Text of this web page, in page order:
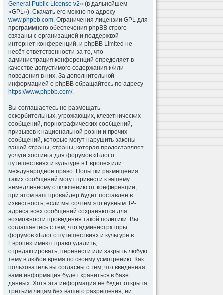
General Public License v2» (в дальнейшем
«GPL»). Скачать его можно по адресу
www.phpbb.com. Ограничения лицензии GPL для
программного обеспечения phpBB строго
связаны с организацией и поддержкой
интернет-конференций, и phpBB Limited не
несёт ответственности за то, что
администрация конференций определяет в
качестве допустимого содержания и/или
поведения в них. За дополнительной
информацией о phpBB обращайтесь по адресу
https://www.phpbb.com/.
Вы соглашаетесь не размещать
оскорбительных, угрожающих, клеветнических
сообщений, порнографических сообщений,
призывов к национальной розни и прочих
сообщений, которые могут нарушить законы
вашей страны, страны, которая предоставляет
услуги хостинга для форумов «Блог о
путешествиях и культуре в Европе» или
международное право. Попытки размещения
таких сообщений могут привести к вашему
немедленному отключению от конференции,
при этом ваш провайдер будет поставлен в
известность, если мы сочтём это нужным. IP-
адреса всех сообщений сохраняются для
возможности проведения такой политики. Вы
соглашаетесь с тем, что администраторы
форумов «Блог о путешествиях и культуре в
Европе» имеют право удалить,
отредактировать, перенести или закрыть любую
тему в любое время по своему усмотрению. Как
пользователь вы согласны с тем, что введённая
вами информация будет храниться в базе
данных. Хотя эта информация не будет открыта
третьим лицам без вашего разрешения, ни